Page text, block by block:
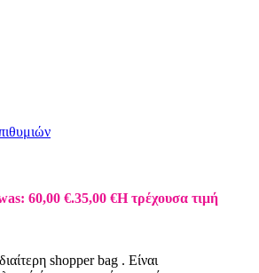
60,00 €.35,00 €Η τρέχουσα τιμή
shopper bag . Είναι